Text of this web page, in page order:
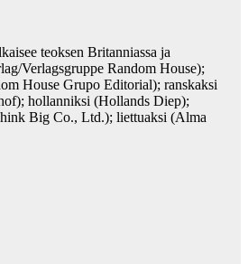
teoksen Britanniassa ja
Verlagsgruppe Random House);
House Grupo Editorial); ranskaksi
hollanniksi (Hollands Diep);
Big Co., Ltd.); liettuaksi (Alma